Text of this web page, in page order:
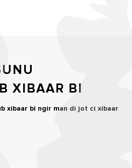
XIBAAR BI
xibaar bi ngir man di jot ci xibaar